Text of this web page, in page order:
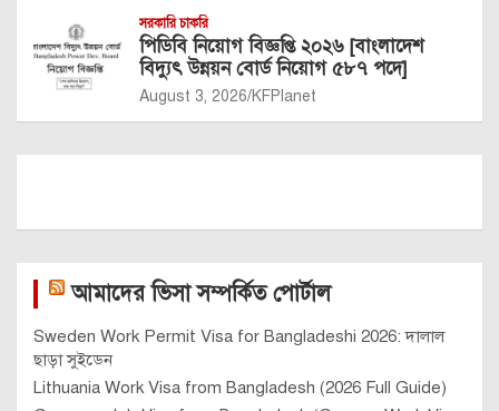
সরকারি চাকরি
পিডিবি নিয়োগ বিজ্ঞপ্তি ২০২৬ [বাংলাদেশ
বিদ্যুৎ উন্নয়ন বোর্ড নিয়োগ ৫৮৭ পদে]
August 3, 2026 KFPlanet
আমাদের ভিসা সম্পর্কিত পোর্টাল
Sweden Work Permit Visa for Bangladeshi 2026: দালাল
ছাড়া সুইডেন
Lithuania Work Visa from Bangladesh (2026 Full Guide)